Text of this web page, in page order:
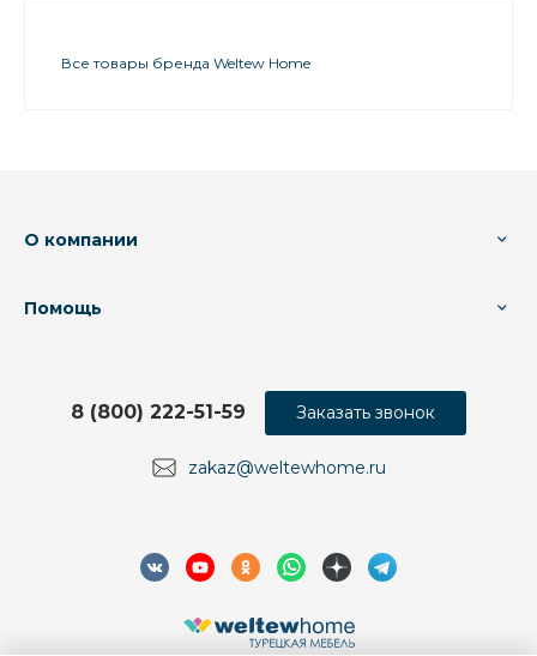
Все товары бренда Weltew Home
О компании
Помощь
zakaz@weltewhome.ru
8 (800) 222-51-59 Заказать звонок